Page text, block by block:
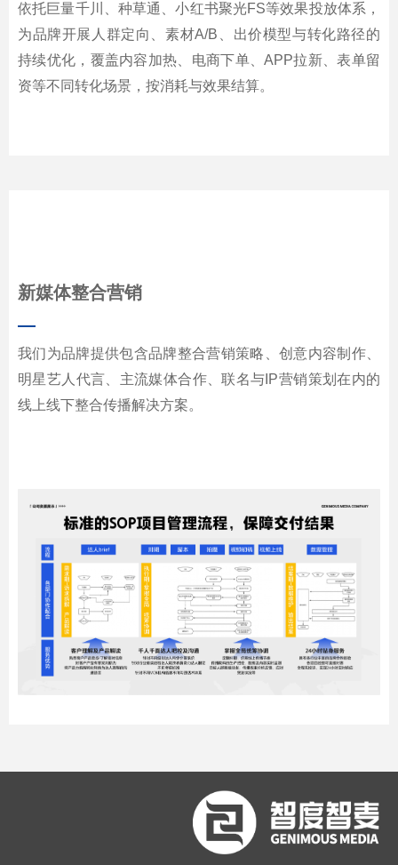
依托巨量千川、种草通、小红书聚光FS等效果投放体系，
为品牌开展人群定向、素材A/B、出价模型与转化路径的
持续优化，覆盖内容加热、电商下单、APP拉新、表单留
资等不同转化场景，按消耗与效果结算。
新媒体整合营销
—
我们为品牌提供包含品牌整合营销策略、创意内容制作、
明星艺人代言、主流媒体合作、联名与IP营销策划在内的
线上线下整合传播解决方案。